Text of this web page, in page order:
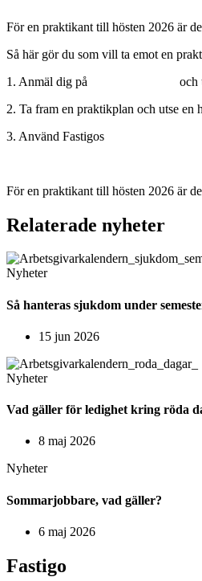
För en praktikant till hösten 2026 är
Så här gör du som vill ta emot en
1. Anmäl dig på
och
2. Ta fram en praktikplan och utse en
3. Använd Fastigos
För en praktikant till hösten 2026 är
Relaterade nyheter
Nyheter
Så hanteras sjukdom under
15 jun 2026
Nyheter
Vad gäller för ledighet kring röda
8 maj 2026
Nyheter
Sommarjobbare, vad gäller?
6 maj 2026
Fastigo